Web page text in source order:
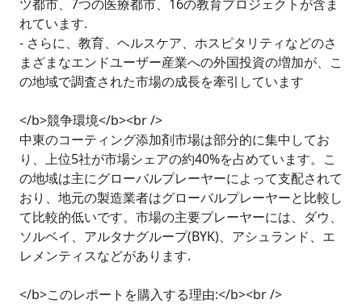
ツ都市、7つの医療都市、16の教育プロジェクトが含ま
れています.
- さらに、教育、ヘルスケア、ホスピタリティなどのさ
まざまなエンドユーザー産業への外国投資の増加が、こ
の地域で調査された市場の成長を牽引しています
</b>競争環境</b><br />
中東のコーティング添加剤市場は部分的に集中してお
り、上位5社が市場シェアの約40%を占めています。こ
の地域は主にグローバルプレーヤーによって支配されて
おり、地元の製造業者はグローバルプレーヤーと比較し
て比較的低いです。市場の主要プレーヤーには、ダウ、
ソルベイ、アルタナグループ(BYK)、アシュランド、エ
レメンティスなどがあります.
</b>このレポートを購入する理由:</b><br />